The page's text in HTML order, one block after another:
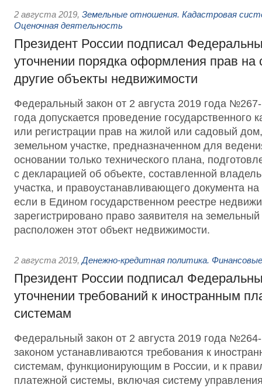
2 августа 2019, Земельные отношения. Кадастровая
Оценочная деятельность
Президент России подписал
уточнении порядка оформления прав
другие объекты недвижимости
Федеральный закон от 2 августа 2019 года
года допускается проведение государственного
или регистрации прав на жилой или садовый
земельном участке, предназначенном для
основании только технического плана,
с декларацией об объекте, составленной
участка, и правоустанавливающего документа
если в Едином государственном реестре
зарегистрировано право заявителя на земельный
расположен этот объект недвижимости.
2 августа 2019, Денежно-кредитная политика.
Президент России подписал
уточнении требований к иностранным
системам
Федеральный закон от 2 августа 2019 года
законом устанавливаются требования к
системам, функционирующим в России, и к
платежной системы, включая систему